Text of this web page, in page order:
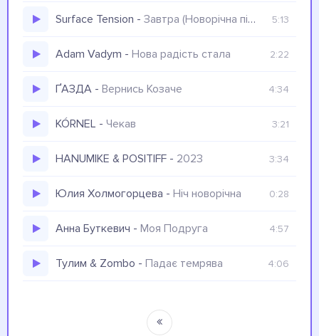
Surface Tension - Завтра (Новорічна пісня) 5:13
Adam Vadym - Нова радість стала 2:22
ҐАЗДА - Вернись Козаче 4:34
KÓRNEL - Чекав 3:21
HANUMIKE & POSITIFF - 2023 3:34
Юлия Холмогорцева - Ніч новорічна 0:28
Анна Буткевич - Моя Подруга 4:57
Тулим & Zombo - Падає темрява 4:06